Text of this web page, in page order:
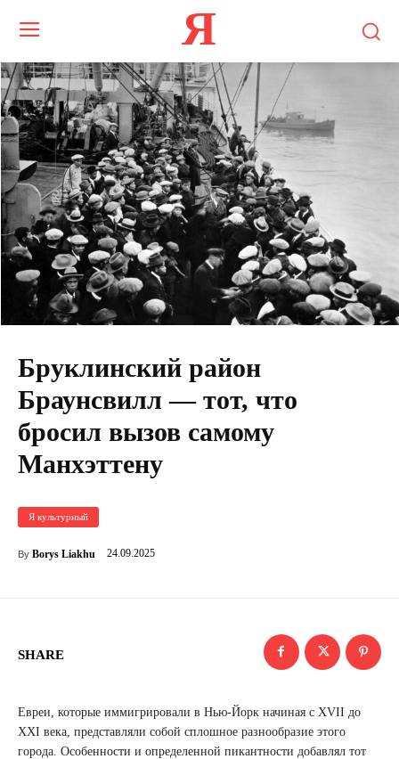
Я
Бруклинский район
Браунсвилл — тот, что
бросил вызов самому
Манхэттену
Я культурный
By Borys Liakhu 24.09.2025
SHARE
Евреи, которые иммигрировали в Нью-Йорк начиная с XVII до
XXI века, представляли собой сплошное разнообразие этого
города. Особенности и определенной пикантности добавлял тот